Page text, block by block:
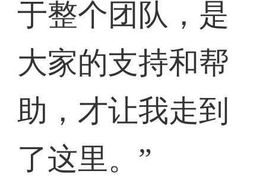
于整个团队，是
大家的支持和帮
助，才让我走到
了这里。”